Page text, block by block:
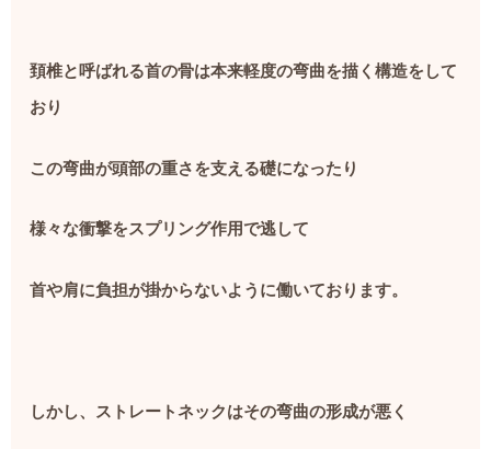
頚椎と呼ばれる首の骨は本来軽度の弯曲を描く構造をして
おり
この弯曲が頭部の重さを支える礎になったり
様々な衝撃をスプリング作用で逃して
首や肩に負担が掛からないように働いております。
しかし、ストレートネックはその弯曲の形成が悪く